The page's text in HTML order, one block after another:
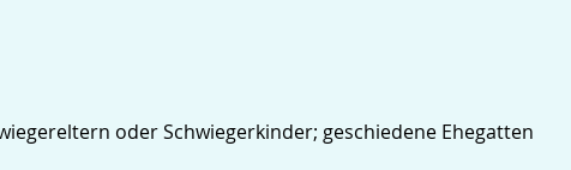
oder Schwiegerkinder; geschiedene Ehegatten